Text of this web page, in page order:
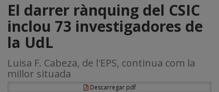
CSIC
inclou
73
investigadores
de
Lleida
ir
a
la
página
de
inicio
El darrer rànquing del CSIC
inclou 73 investigadores de
la UdL
Luisa F. Cabeza, de l'EPS, continua com la
millor situada
Descarregar pdf